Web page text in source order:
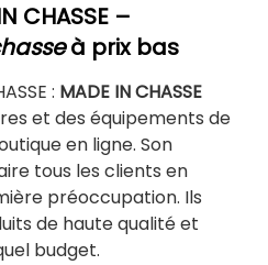
CHASSE –
à prix bas
: MADE IN CHASSE
et des équipements de
en ligne. Son
tous les clients en
préoccupation. Ils
de haute qualité et
budget.